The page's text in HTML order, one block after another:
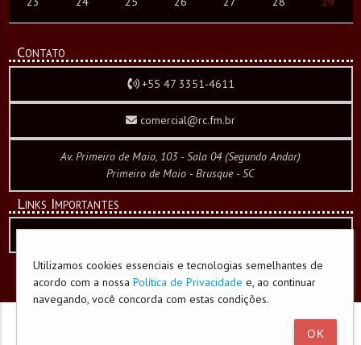
Contato
+55 47 3351-4611
comercial@rc.fm.br
Av. Primeiro de Maio, 103 - Sala 04 (Segundo Andar)
Primeiro de Maio - Brusque - SC
Links Importantes
desenvolvido por CW WebCorporation
Utilizamos cookies essenciais e tecnologias semelhantes de
acordo com a nossa Política de Privacidade e, ao continuar
navegando, você concorda com estas condições.
OK